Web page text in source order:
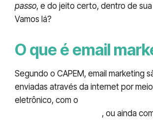
passo, e do jeito certo, dentro de
Vamos lá?
O que é email
Segundo o CAPEM, email marketing
enviadas através da internet por
eletrônico, com o
, ou ainda